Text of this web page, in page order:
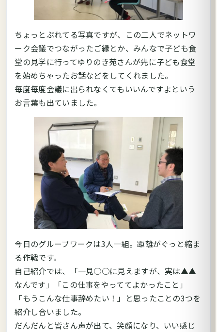
ちょっとぶれてる写真ですが、この二人でネットワ
ーク会議でつながったご縁とか、みんなで子ども食
堂の見学に行ってゆりのき苑さんが先に子ども食堂
を始めちゃったお話などをしてくれました。
毎度毎度会議に出られなくてもいいんですよという
お言葉も出ていました。
今日のグループワークは3人一組。距離がぐっと縮ま
る作戦です。
自己紹介では、「一見○○に見えますが、実は▲▲
なんです」「この仕事をやっててよかったこと」
「もうこんな仕事辞めたい！」と思ったことの3つを
紹介し合いました。
だんだんと皆さん声が出て、笑顔になり、いい感じ